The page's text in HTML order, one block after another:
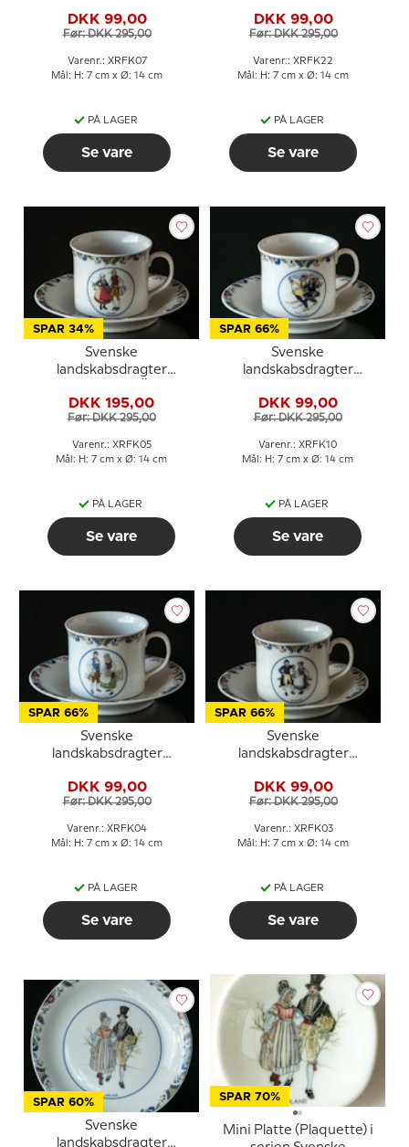
DKK 99,00
Før: DKK 295,00
Varenr.: XRFK07
Mål: H: 7 cm x Ø: 14 cm
PÅ LAGER
Se vare
DKK 99,00
Før: DKK 295,00
Varenr.: XRFK22
Mål: H: 7 cm x Ø: 14 cm
PÅ LAGER
Se vare
SPAR 34%
Svenske
landskabsdragter
DKK 195,00
Før: DKK 295,00
Varenr.: XRFK05
Mål: H: 7 cm x Ø: 14 cm
PÅ LAGER
Se vare
SPAR 66%
Svenske
landskabsdragter
DKK 99,00
Før: DKK 295,00
Varenr.: XRFK10
Mål: H: 7 cm x Ø: 14 cm
PÅ LAGER
Se vare
SPAR 66%
Svenske
landskabsdragter
DKK 99,00
Før: DKK 295,00
Varenr.: XRFK04
Mål: H: 7 cm x Ø: 14 cm
PÅ LAGER
Se vare
SPAR 66%
Svenske
landskabsdragter
DKK 99,00
Før: DKK 295,00
Varenr.: XRFK03
Mål: H: 7 cm x Ø: 14 cm
PÅ LAGER
Se vare
SPAR 60%
Svenske
landskabsdragter
SPAR 70%
Mini Platte (Plaquette) i